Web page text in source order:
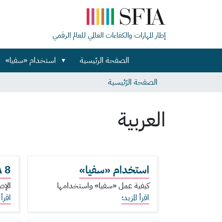
إطار المهارات والكفاءات العالمي للعالم الرقمي
الصفحة الرئيسية استخدام «سفيا»
الصفحة الرّئيسية
العربية
استخدام «سفيا»
كيفية عمل «سفيا» واستخدامها
اقرأ المزيد؛
8